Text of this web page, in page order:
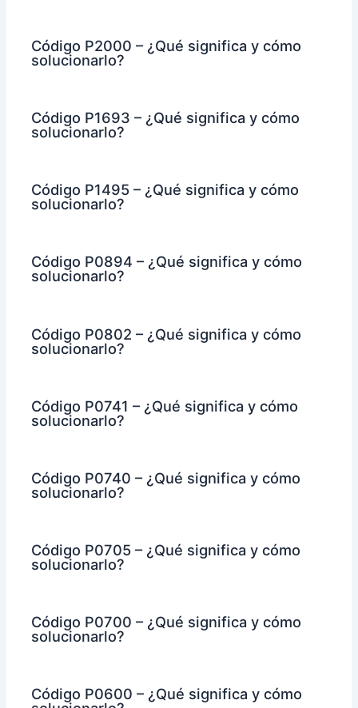
Código P2000 – ¿Qué significa y cómo
solucionarlo?
Código P1693 – ¿Qué significa y cómo
solucionarlo?
Código P1495 – ¿Qué significa y cómo
solucionarlo?
Código P0894 – ¿Qué significa y cómo
solucionarlo?
Código P0802 – ¿Qué significa y cómo
solucionarlo?
Código P0741 – ¿Qué significa y cómo
solucionarlo?
Código P0740 – ¿Qué significa y cómo
solucionarlo?
Código P0705 – ¿Qué significa y cómo
solucionarlo?
Código P0700 – ¿Qué significa y cómo
solucionarlo?
Código P0600 – ¿Qué significa y cómo